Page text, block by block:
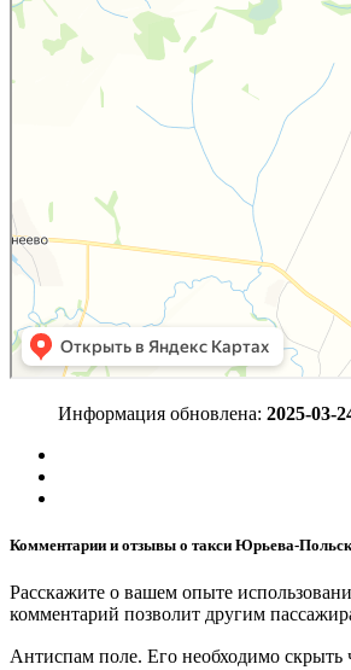
Информация обновлена: 2025-03-
Комментарии и отзывы о такси Юрьева-
Расскажите о вашем опыте
комментарий позволит другим
Антиспам поле. Его необходимо скрыть